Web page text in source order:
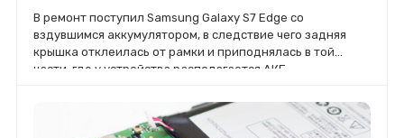
В ремонт поступил Samsung Galaxy S7 Edge со
вздувшимся аккумулятором, в следствие чего задняя
крышка отклеилась от рамки и приподнялась в той
части, где у устройства располагается АКБ.